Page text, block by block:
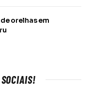
orelhas em
SOCIAIS!